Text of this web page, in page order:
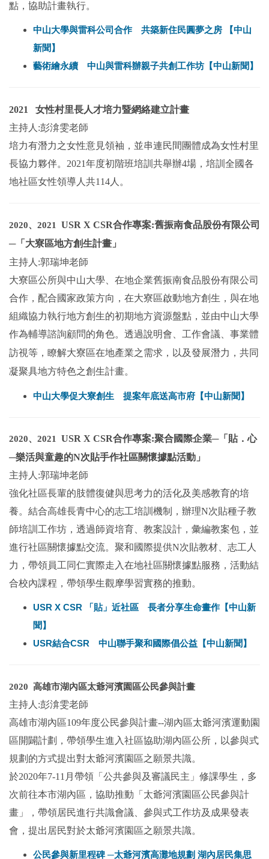
點，協助計畫執行。
中山大學與雷科公司合作 共築新住民圓夢之房 【中山
新聞】
藝術繪永續 中山與雷科辦親子共創工作坊【中山新聞】
2021 女性村里長人才培力暨網絡建立計畫
主持人:彭渰雯老師
培力有潛力之女性意見領袖，並串連民間團體成為女性村里
長協力夥伴。2021年度初階班培訓共舉辦4場，培訓全國各
地社區女性領導人共114人。
2020、2021 USR X CSR合作專案:舊振南食品股份有限公司
─「大寮區地方創生計畫」
主持人:郭瑞坤老師
大寮區公所與中山大學、在地企業舊振南食品股份有限公司
合作，配合國家政策方向，在大寮區啟動地方創生，與在地
組織協力執行地方創生的初期地方資源盤點，並由中山大學
作為輔導諮詢顧問的角色。 透過說明會、工作會議、事業體
訪視等，瞭解大寮區在地產業之需求，以及發展潛力，共同
凝聚具地方特色之創生計畫。
中山大學促大寮創生 提案年底送高市府【中山新聞】
2020、2021 USR X CSR合作專案:聚合國際企業─「貼．心
─樂活與童趣的N次貼手作社區關懷據點活動」
主持人:郭瑞坤老師
強化社區長輩的肢體復健與思考力的活化及美感教育的培
養。結合高雄長青中心的志工培訓機制，辦理N次貼種子教
師培訓工作坊，透過師資培育、教案設計，彙編教案包，並
進行社區關懷據點交流。 聚和國際提供N次貼教材、志工人
力，帶領員工同仁實際走入在地社區關懷據點服務，活動結
合校內課程，帶領學生觀摩學習實務的推動。
USR X CSR 「貼」近社區 長者分享生命畫作【中山新
聞】
USR結合CSR 中山聯手聚和國際倡公益【中山新聞】
2020 高雄市湖內區太爺河濱園區公民參與計畫
主持人:彭渰雯老師
高雄市湖內區109年度公民參與計畫--湖內區太爺河濱運動園
區開闢計劃，帶領學生進入社區協助湖內區公所，以參與式
規劃的方式提出對太爺河濱園區之願景共識。
於2020年7-11月帶領「公共參與及審議民主」修課學生，多
次前往本市湖內區，協助推動「太爺河濱園區公民參與計
畫」，帶領居民進行共識會議、參與式工作坊及成果發表
會，提出居民對於太爺河濱園區之願景共識。
公民參與新里程碑 ─太爺河濱高灘地規劃 湖內居民集思